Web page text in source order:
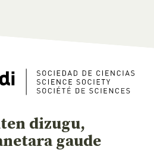
dizugu,
gaude